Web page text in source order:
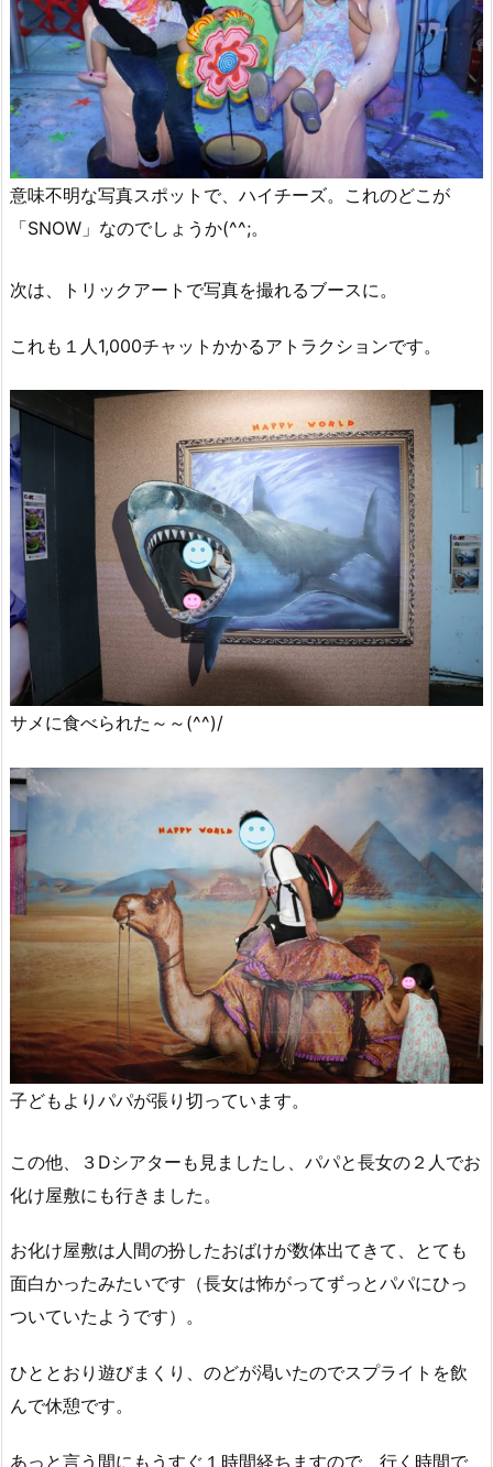
意味不明な写真スポットで、ハイチーズ。これのどこが
「SNOW」なのでしょうか(^^;。
次は、トリックアートで写真を撮れるブースに。
これも１人1,000チャットかかるアトラクションです。
サメに食べられた～～(^^)/
子どもよりパパが張り切っています。
この他、３Dシアターも見ましたし、パパと長女の２人でお
化け屋敷にも行きました。
お化け屋敷は人間の扮したおばけが数体出てきて、とても
面白かったみたいです（長女は怖がってずっとパパにひっ
ついていたようです）。
ひととおり遊びまくり、のどが渇いたのでスプライトを飲
んで休憩です。
あっと言う間にもうすぐ１時間経ちますので、行く時間で